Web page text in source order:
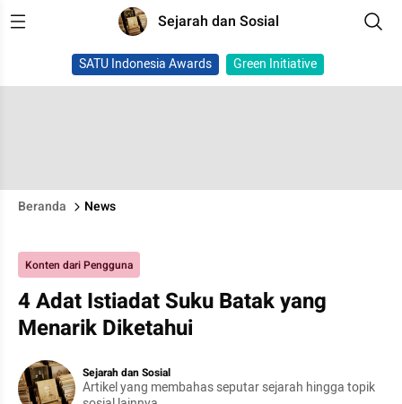
Sejarah dan Sosial
SATU Indonesia Awards Green Initiative
Beranda News
Konten dari Pengguna
4 Adat Istiadat Suku Batak yang
Menarik Diketahui
Sejarah dan Sosial
Artikel yang membahas seputar sejarah hingga topik